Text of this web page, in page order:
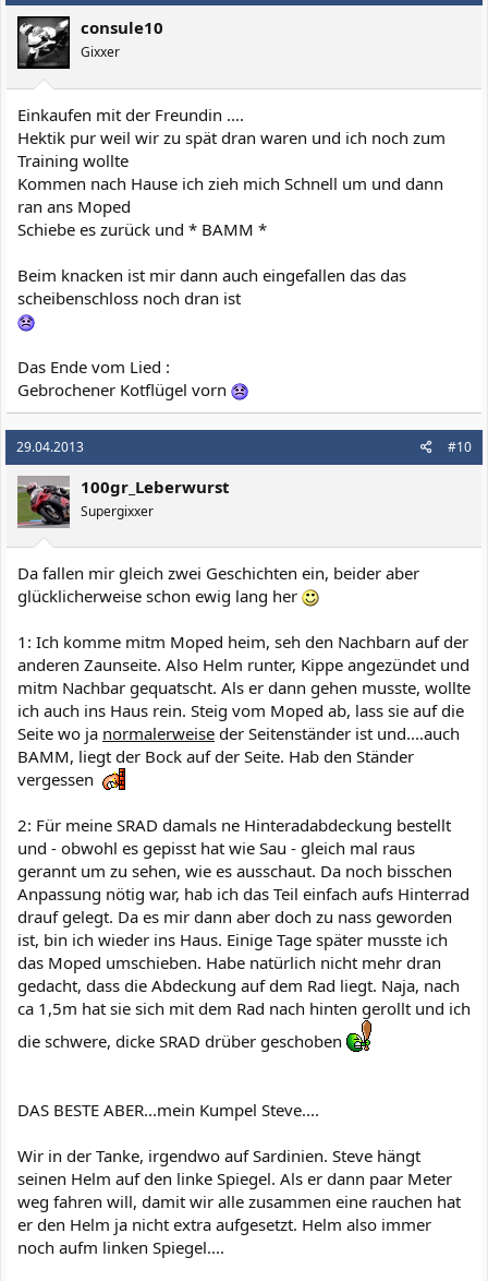
consule10
Gixxer
Einkaufen mit der Freundin ....
Hektik pur weil wir zu spät dran waren und ich noch zum
Training wollte
Kommen nach Hause ich zieh mich Schnell um und dann
ran ans Moped
Schiebe es zurück und * BAMM *
Beim knacken ist mir dann auch eingefallen das das
scheibenschloss noch dran ist
Das Ende vom Lied :
Gebrochener Kotflügel vorn
29.04.2013 #10
100gr_Leberwurst
Supergixxer
Da fallen mir gleich zwei Geschichten ein, beider aber
glücklicherweise schon ewig lang her
1: Ich komme mitm Moped heim, seh den Nachbarn auf der
anderen Zaunseite. Also Helm runter, Kippe angezündet und
mitm Nachbar gequatscht. Als er dann gehen musste, wollte
ich auch ins Haus rein. Steig vom Moped ab, lass sie auf die
Seite wo ja normalerweise der Seitenständer ist und....auch
BAMM, liegt der Bock auf der Seite. Hab den Ständer
vergessen
2: Für meine SRAD damals ne Hinteradabdeckung bestellt
und - obwohl es gepisst hat wie Sau - gleich mal raus
gerannt um zu sehen, wie es ausschaut. Da noch bisschen
Anpassung nötig war, hab ich das Teil einfach aufs Hinterrad
drauf gelegt. Da es mir dann aber doch zu nass geworden
ist, bin ich wieder ins Haus. Einige Tage später musste ich
das Moped umschieben. Habe natürlich nicht mehr dran
gedacht, dass die Abdeckung auf dem Rad liegt. Naja, nach
ca 1,5m hat sie sich mit dem Rad nach hinten gerollt und ich
die schwere, dicke SRAD drüber geschoben
DAS BESTE ABER...mein Kumpel Steve....
Wir in der Tanke, irgendwo auf Sardinien. Steve hängt
seinen Helm auf den linke Spiegel. Als er dann paar Meter
weg fahren will, damit wir alle zusammen eine rauchen hat
er den Helm ja nicht extra aufgesetzt. Helm also immer
noch aufm linken Spiegel....